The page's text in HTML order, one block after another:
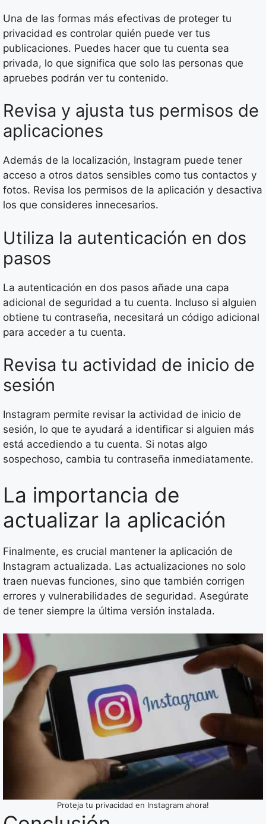
Una de las formas más efectivas de proteger tu
privacidad es controlar quién puede ver tus
publicaciones. Puedes hacer que tu cuenta sea
privada, lo que significa que solo las personas que
apruebes podrán ver tu contenido.
Revisa y ajusta tus permisos de
aplicaciones
Además de la localización, Instagram puede tener
acceso a otros datos sensibles como tus contactos y
fotos. Revisa los permisos de la aplicación y desactiva
los que consideres innecesarios.
Utiliza la autenticación en dos
pasos
La autenticación en dos pasos añade una capa
adicional de seguridad a tu cuenta. Incluso si alguien
obtiene tu contraseña, necesitará un código adicional
para acceder a tu cuenta.
Revisa tu actividad de inicio de
sesión
Instagram permite revisar la actividad de inicio de
sesión, lo que te ayudará a identificar si alguien más
está accediendo a tu cuenta. Si notas algo
sospechoso, cambia tu contraseña inmediatamente.
La importancia de
actualizar la aplicación
Finalmente, es crucial mantener la aplicación de
Instagram actualizada. Las actualizaciones no solo
traen nuevas funciones, sino que también corrigen
errores y vulnerabilidades de seguridad. Asegúrate
de tener siempre la última versión instalada.
Proteja tu privacidad en Instagram ahora!